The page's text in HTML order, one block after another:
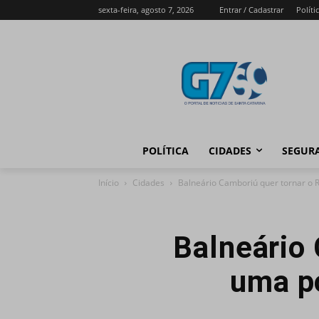
sexta-feira, agosto 7, 2026 Entrar / Cadastrar
POLÍTICA CIDADES
Início Cidades Balneário Camboriú quer tornar o
Balneário
uma